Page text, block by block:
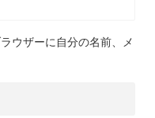
ウザーに自分の名前、メ